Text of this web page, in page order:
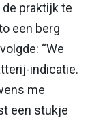
praktijk te
een berg
“We
indicatie.
me
een stukje